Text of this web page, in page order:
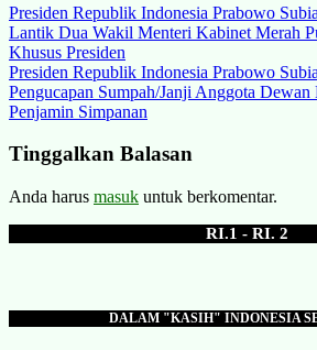
Navigasi
pos
Presiden Republik Indonesia Prabowo
Lantik Dua Wakil Menteri Kabinet Merah
Khusus Presiden
Presiden Republik Indonesia Prabowo
Pengucapan Sumpah/Janji Anggota
Penjamin Simpanan
Tinggalkan Balasan
Anda harus masuk untuk berkomentar.
RI.1 - RI. 2
DALAM "KASIH" INDONESIA